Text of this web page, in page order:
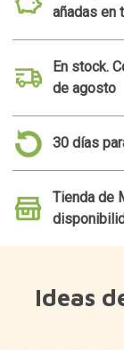
añadas en
En stock.
de agosto
30 días
Tienda de
Ideas